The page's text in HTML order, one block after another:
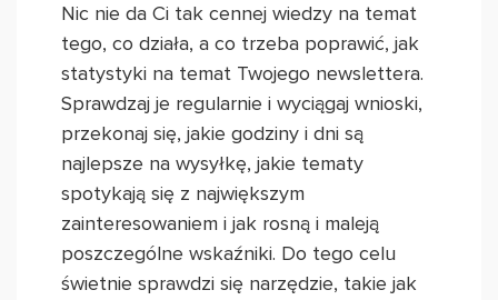
Nic nie da Ci tak cennej wiedzy na temat
tego, co działa, a co trzeba poprawić, jak
statystyki na temat Twojego newslettera.
Sprawdzaj je regularnie i wyciągaj wnioski,
przekonaj się, jakie godziny i dni są
najlepsze na wysyłkę, jakie tematy
spotykają się z największym
zainteresowaniem i jak rosną i maleją
poszczególne wskaźniki. Do tego celu
świetnie sprawdzi się narzędzie, takie jak